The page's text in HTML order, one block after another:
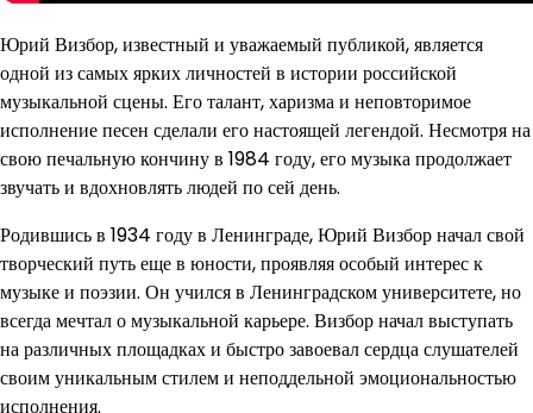
Юрий Визбор, известный и уважаемый публикой, является
одной из самых ярких личностей в истории российской
музыкальной сцены. Его талант, харизма и неповторимое
исполнение песен сделали его настоящей легендой. Несмотря на
свою печальную кончину в 1984 году, его музыка продолжает
звучать и вдохновлять людей по сей день.
Родившись в 1934 году в Ленинграде, Юрий Визбор начал свой
творческий путь еще в юности, проявляя особый интерес к
музыке и поэзии. Он учился в Ленинградском университете, но
всегда мечтал о музыкальной карьере. Визбор начал выступать
на различных площадках и быстро завоевал сердца слушателей
своим уникальным стилем и неподдельной эмоциональностью
исполнения.